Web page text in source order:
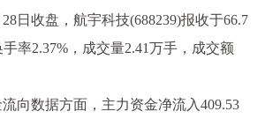
日收盘，航宇科技(688239)报收于66.7
率2.37%，成交量2.41万手，成交额
向数据方面，主力资金净流入409.53